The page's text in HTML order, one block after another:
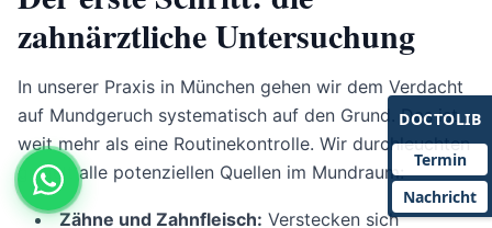
zahnärztliche Untersuchung
In unserer Praxis in München gehen wir dem Verdacht
auf Mundgeruch systematisch auf den Grund. Das ist
weit mehr als eine Routinekontrolle. Wir durchleuchten
gezielt alle potenziellen Quellen im Mundraum:
Zähne und Zahnfleisch: Verstecken sich
DOCTOLIB
Termin
Nachricht